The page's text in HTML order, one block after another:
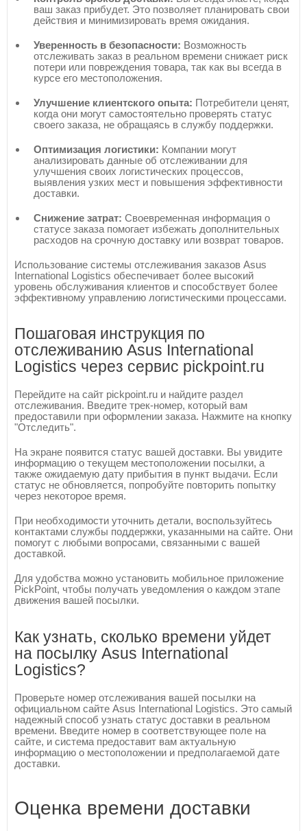
ваш заказ прибудет. Это позволяет планировать свои
действия и минимизировать время ожидания.
Уверенность в безопасности: Возможность
отслеживать заказ в реальном времени снижает риск
потери или повреждения товара, так как вы всегда в
курсе его местоположения.
Улучшение клиентского опыта: Потребители ценят,
когда они могут самостоятельно проверять статус
своего заказа, не обращаясь в службу поддержки.
Оптимизация логистики: Компании могут
анализировать данные об отслеживании для
улучшения своих логистических процессов,
выявления узких мест и повышения эффективности
доставки.
Снижение затрат: Своевременная информация о
статусе заказа помогает избежать дополнительных
расходов на срочную доставку или возврат товаров.
Использование системы отслеживания заказов Asus
International Logistics обеспечивает более высокий
уровень обслуживания клиентов и способствует более
эффективному управлению логистическими процессами.
Пошаговая инструкция по
отслеживанию Asus International
Logistics через сервис pickpoint.ru
Перейдите на сайт pickpoint.ru и найдите раздел
отслеживания. Введите трек-номер, который вам
предоставили при оформлении заказа. Нажмите на кнопку
"Отследить".
На экране появится статус вашей доставки. Вы увидите
информацию о текущем местоположении посылки, а
также ожидаемую дату прибытия в пункт выдачи. Если
статус не обновляется, попробуйте повторить попытку
через некоторое время.
При необходимости уточнить детали, воспользуйтесь
контактами службы поддержки, указанными на сайте. Они
помогут с любыми вопросами, связанными с вашей
доставкой.
Для удобства можно установить мобильное приложение
PickPoint, чтобы получать уведомления о каждом этапе
движения вашей посылки.
Как узнать, сколько времени уйдет
на посылку Asus International
Logistics?
Проверьте номер отслеживания вашей посылки на
официальном сайте Asus International Logistics. Это самый
надежный способ узнать статус доставки в реальном
времени. Введите номер в соответствующее поле на
сайте, и система предоставит вам актуальную
информацию о местоположении и предполагаемой дате
доставки.
Оценка времени доставки